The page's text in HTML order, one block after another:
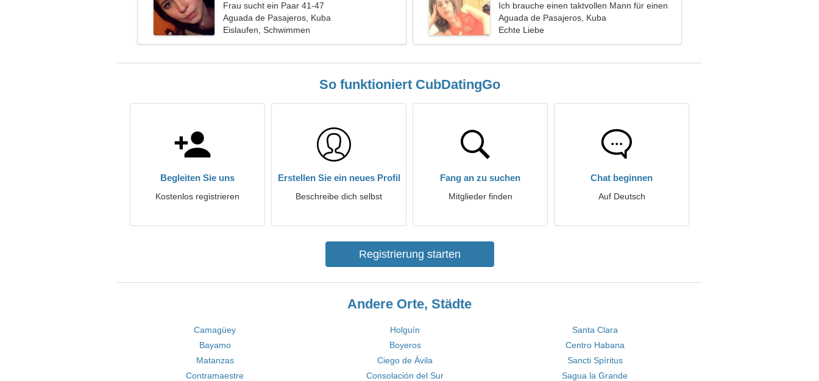
Frau sucht ein Paar 41-47
Aguada de Pasajeros, Kuba
Eislaufen, Schwimmen
Ich brauche einen taktvollen Mann für einen
gemeinsamen Spaziergang
Aguada de Pasajeros, Kuba
Echte Liebe
So funktioniert CubDatingGo
Begleiten Sie uns
Kostenlos registrieren
Erstellen Sie ein neues Profil
Beschreibe dich selbst
Fang an zu suchen
Mitglieder finden
Chat beginnen
Auf Deutsch
Registrierung starten
Andere Orte, Städte
Camagüey Holguín
Santa Clara
Bayamo
Boyeros
Centro Habana
Matanzas
Ciego de Ávila
Sancti Spíritus
Contramaestre
Consolación del Sur Sagua la Grande